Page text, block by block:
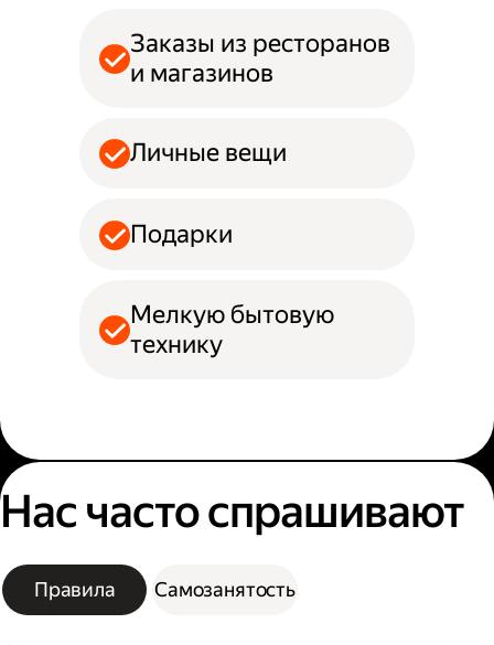
Заказы из ресторанов
и магазинов
Личные вещи
Подарки
Мелкую бытовую
технику
Нас часто спрашивают
Правила Самозанятость